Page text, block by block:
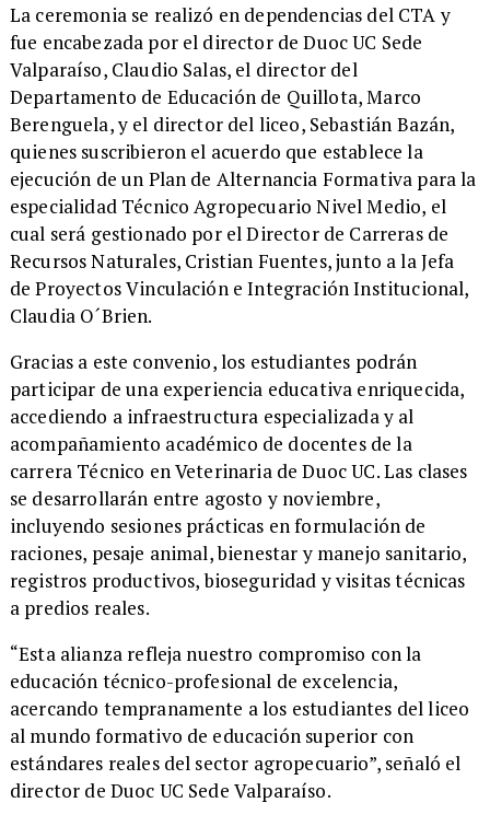
​La ceremonia se realizó en dependencias del CTA y
fue encabezada por el director de Duoc UC Sede
Valparaíso, Claudio Salas, el director del
Departamento de Educación de Quillota, Marco
Berenguela, y el director del liceo, Sebastián Bazán,
quienes suscribieron el acuerdo que establece la
ejecución de un Plan de Alternancia Formativa para la
especialidad Técnico Agropecuario Nivel Medio, el
cual será gestionado por el Director de Carreras de
Recursos Naturales, Cristian Fuentes, junto a la Jefa
de Proyectos Vinculación e Integración Institucional,
Claudia O´Brien.
Gracias a este convenio, los estudiantes podrán
participar de una experiencia educativa enriquecida,
accediendo a infraestructura especializada y al
acompañamiento académico de docentes de la
carrera Técnico en Veterinaria de Duoc UC. Las clases
se desarrollarán entre agosto y noviembre,
incluyendo sesiones prácticas en formulación de
raciones, pesaje animal, bienestar y manejo sanitario,
registros productivos, bioseguridad y visitas técnicas
a predios reales.
​“Esta alianza refleja nuestro compromiso con la
educación técnico-profesional de excelencia,
acercando tempranamente a los estudiantes del liceo
al mundo formativo de educación superior con
estándares reales del sector agropecuario”, señaló el
director de Duoc UC Sede Valparaíso.